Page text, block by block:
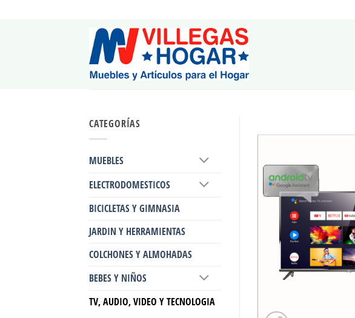
CATEGORÍAS
MUEBLES
ELECTRODOMESTICOS
BICICLETAS Y GIMNASIA
JARDIN Y HERRAMIENTAS
COLCHONES Y ALMOHADAS
BEBES Y NIÑOS
TV, AUDIO, VIDEO Y TECNOLOGIA